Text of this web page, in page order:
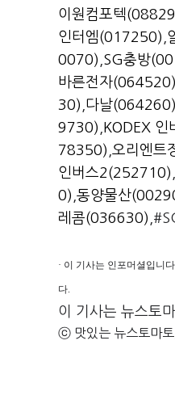
이원컴포텍
인터엠(017250)
0070) SG충방
바른전자(064520)
30) 다날(064260)
9730) KODEX
78350) 오리엔트
인버스2(252710)
0) 동양물산
레콤(036630)
· 이 기사는 인포머셜입니
다.
이 기사는 뉴스토
ⓒ 맛있는 뉴스토마토